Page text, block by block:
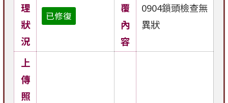
理
狀
況
已修復
覆
內
容
0904鎖頭檢查無
異狀
上
傳
照